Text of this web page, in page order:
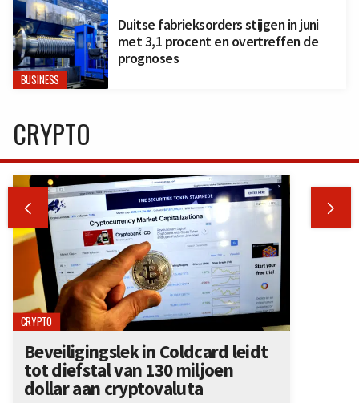
BUSINESS
Duitse fabrieksorders stijgen in juni
met 3,1 procent en overtreffen de
prognoses
CRYPTO
 
CRYPTO
Beveiligingslek in Coldcard leidt
tot diefstal van 130 miljoen
dollar aan cryptovaluta